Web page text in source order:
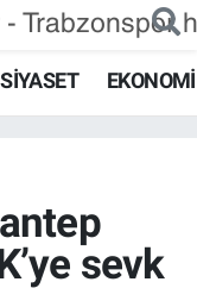
SIYASET EKONOMI
sevk